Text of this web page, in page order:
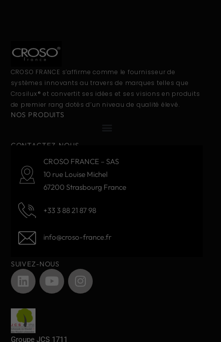
CROSO FRANCE s’affirme comme le fournisseur de
systèmes innovants au travers de marques telles que
Crosilux® et convertit ses idées et ses visions en produits
de premier rang dotés d’un niveau de qualité élevé.
NOS PRODUITS
CONTACTEZ-NOUS
CROSO FRANCE – SAS
10 rue Louise Michel
67200 Strasbourg France
+33 3 88 21 87 98
info@croso-france.fr
SUIVEZ-NOUS
Groupe JCS 1711